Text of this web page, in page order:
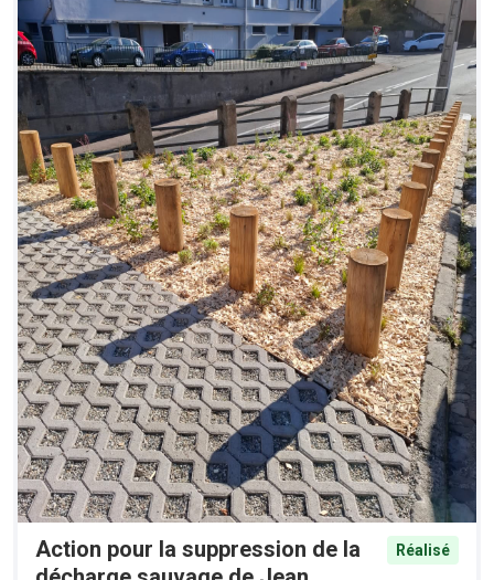
Action pour la suppression de la
Réalisé